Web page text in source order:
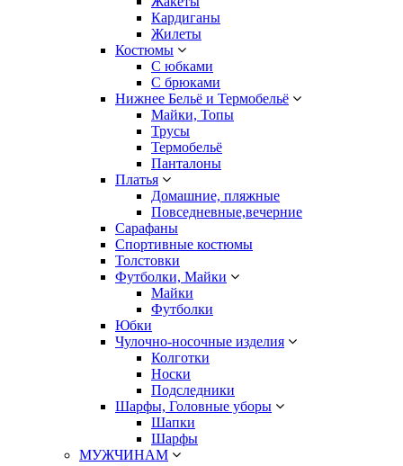
Кардиганы
Жилеты
Костюмы
С юбками
С брюками
Нижнее Бельё и Термобельё
Майки, Топы
Трусы
Термобельё
Панталоны
Платья
Домашние, пляжные
Повседневные,вечерние
Сарафаны
Спортивные костюмы
Толстовки
Футболки, Майки
Майки
Футболки
Юбки
Чулочно-носочные изделия
Колготки
Носки
Подследники
Шарфы, Головные уборы
Шапки
Шарфы
МУЖЧИНАМ